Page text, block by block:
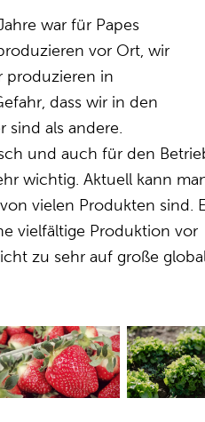
war für Papes
vor Ort, wir
produzieren in
dass wir in den
als andere.
und auch für den
wichtig. Aktuell kann
vielen Produkten sind.
vielfältige Produktion vor
zu sehr auf große